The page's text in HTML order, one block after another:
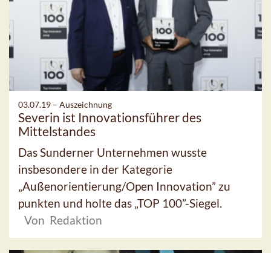
03.07.19 – Auszeichnung
Severin ist Innovationsführer des
Mittelstandes
Das Sunderner Unternehmen wusste
insbesondere in der Kategorie
„Außenorientierung/Open Innovation” zu
punkten und holte das „TOP 100”-Siegel.
Von Redaktion